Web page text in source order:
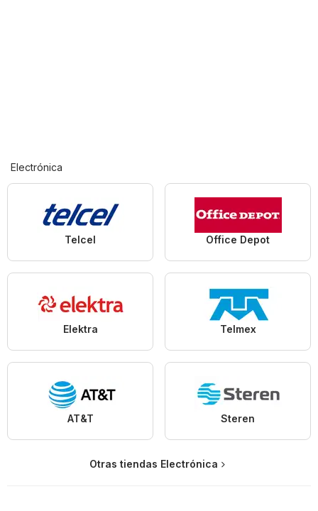
Electrónica
Telcel Office Depot
Elektra Telmex
AT&T Steren
Otras tiendas Electrónica